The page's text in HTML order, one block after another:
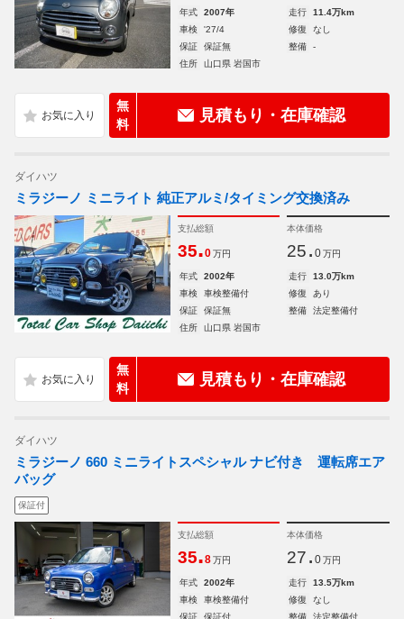
年式 2007年 走行
11.4万km
車検
'27/4 修復
なし
保証
保証無 整備
-
住所
山口県 岩国市
無
料
見積もり・在庫確認
ダイハツ
ミラジーノ ミニライト 純正アルミ/タイミング交換済み
支払総額
35.0 万円
本体価格
25. 0 万円
年式 2002年 走行
13.0万km
車検
車検整備付 修復
あり
保証
保証無 整備
法定整備付
住所
山口県 岩国市
無
料
見積もり・在庫確認
ダイハツ
ミラジーノ 660 ミニライトスペシャル ナビ付き 運転席エア
バッグ
保証付
支払総額
35.8 万円
本体価格
27. 0 万円
年式 2002年 走行
13.5万km
車検
車検整備付 修復
なし
保証
保証付 整備 法定整備付